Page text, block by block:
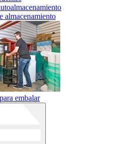
almacenamiento
embalar